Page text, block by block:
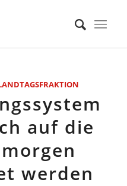
auf die
werden